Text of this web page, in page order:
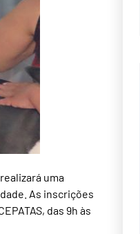
uma
As inscrições
das 9h às